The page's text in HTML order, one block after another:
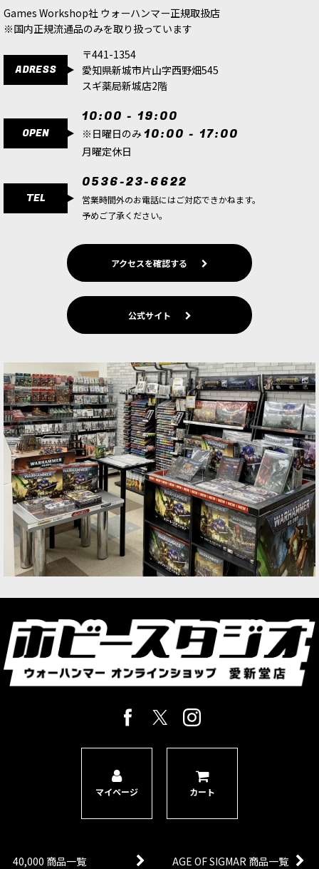
580
(税込)
580円(税込)
Games Workshop社 ウォーハンマー正規取扱店
※国内正規流通品のみを取り扱っています
ADRESS
〒441-1354
愛知県新城市片山字西野畑545
スギ薬局新城店2階
OPEN
10:00 - 19:00
※日曜日のみ 10:00 - 17:00
月曜定休日
TEL
0536-23-6622
営業時間外のお電話にはご対応できかねます。
予めご了承ください。
アクセスを確認する
公式サイト
マイページ カート
40,000 商品一覧 AGE OF SIGMAR 商品一覧